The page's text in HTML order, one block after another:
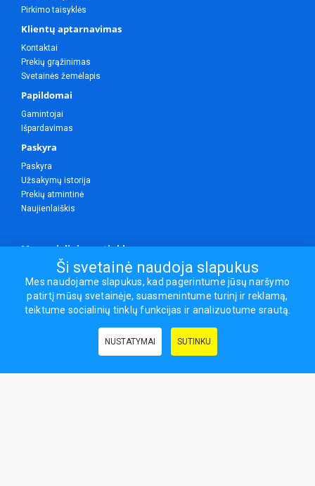
Pirkimo taisyklės
Klientų aptarnavimas
Kontaktai
Prekių grąžinimas
Svetainės žemėlapis
Papildomai
Gamintojai
Išpardavimas
Paskyra
Paskyra
Užsakymų istorija
Prekių atmintinė
Naujienlaiškis
Mes socialiniuose tinkluose
Visos teisės saugomos.
Sporto ir laisvalaikio prekės, maisto papildai - erasportas.lt © 2026
Ši svetainė naudoja slapukus
Mes naudojame slapukus, kad pagerintume jūsų naršymo
patirtį mūsų svetainėje, suasmenintume turinį ir reklamą,
teiktume socialinių tinklų funkcijas ir analizuotume srautą.
NUSTATYMAI SUTINKU